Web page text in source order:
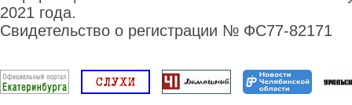
2021 года.
Свидетельство о регистрации № ФС77-82171